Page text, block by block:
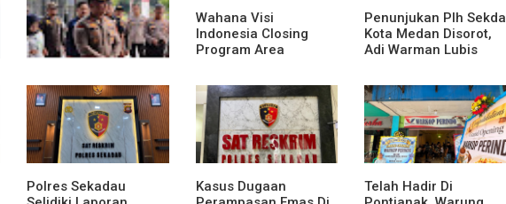
Kunker Perdana ke
Entikong, Kapolres
Sanggau: Keamanan
Perbatasan Tanggung
Jawab Bersama
Wahana Visi
Indonesia Closing
Program Area
Penunjukan Plh Sekda
Kota Medan Disorot,
Adi Warman Lubis
Komitmen terhadap
Sistem Merit
Polres Sekadau
Kasus Dugaan
Telah Hadir Di